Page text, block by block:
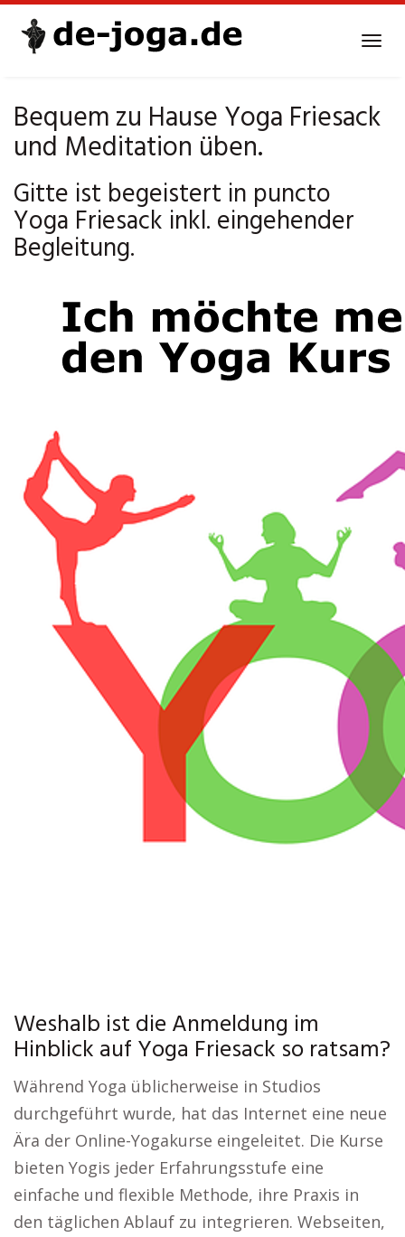
Bequem zu Hause Yoga Friesack
und Meditation üben.
Gitte ist begeistert in puncto
Yoga Friesack inkl. eingehender
Begleitung.
Weshalb ist die Anmeldung im
Hinblick auf Yoga Friesack so ratsam?
Während Yoga üblicherweise in Studios
durchgeführt wurde, hat das Internet eine neue
Ära der Online-Yogakurse eingeleitet. Die Kurse
bieten Yogis jeder Erfahrungsstufe eine
einfache und flexible Methode, ihre Praxis in
den täglichen Ablauf zu integrieren. Webseiten,